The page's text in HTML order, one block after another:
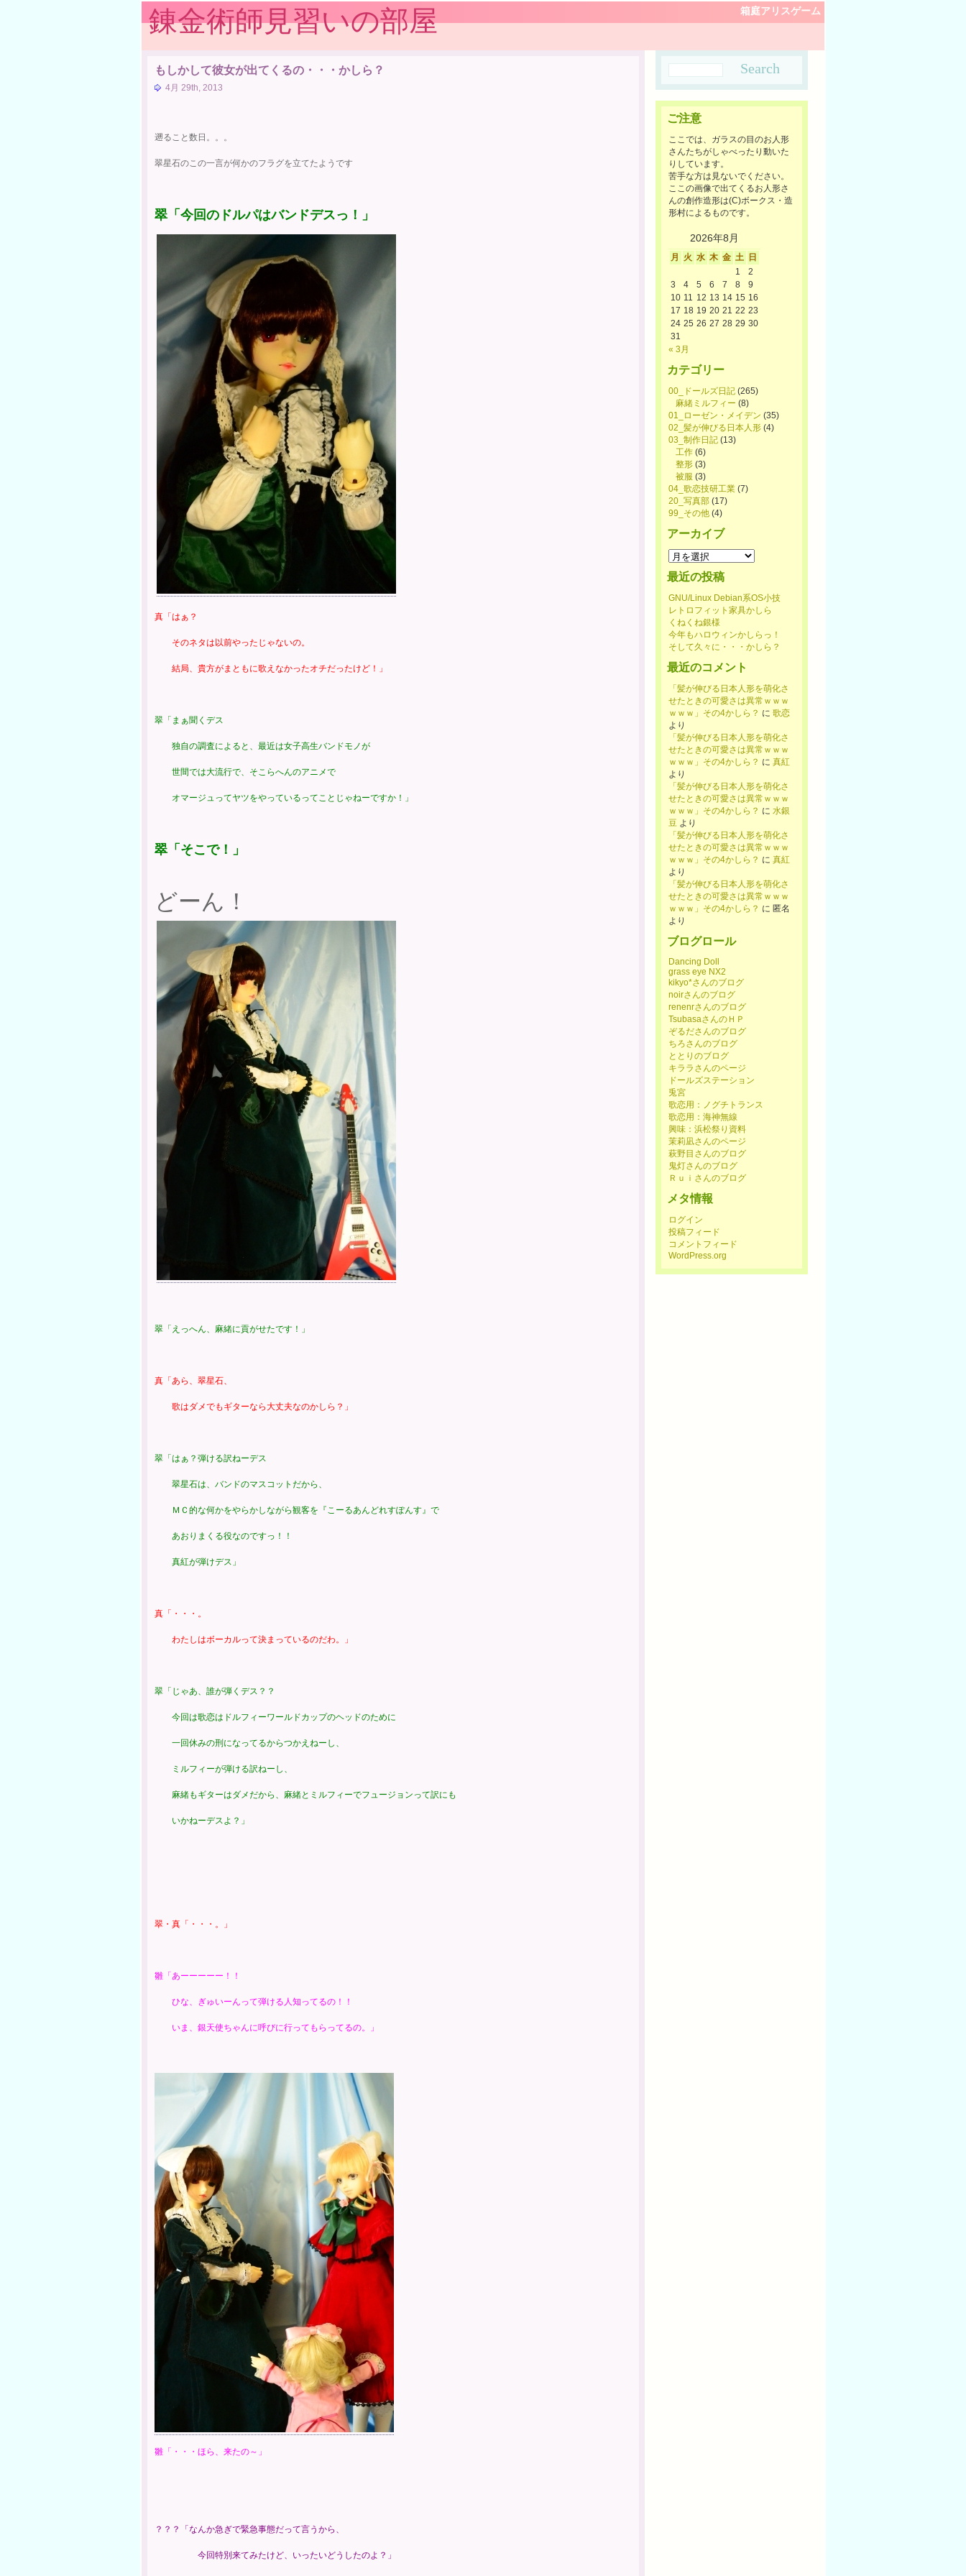
錬金術師見習いの部屋 箱庭アリスゲーム
もしかして彼女が出てくるの・・・かしら？
4月 29th, 2013
遡ること数日。。。
翠星石のこの一言が何かのフラグを立てたようです
翠「今回のドルパはバンドデスっ！」
真「はぁ？
そのネタは以前やったじゃないの。
結局、貴方がまともに歌えなかったオチだったけど！」
翠「まぁ聞くデス
独自の調査によると、最近は女子高生バンドモノが
世間では大流行で、そこらへんのアニメで
オマージュってヤツをやっているってことじゃねーですか！」
翠「そこで！」
どーん！
翠「えっへん、麻緒に貢がせたです！」
真「あら、翠星石、
歌はダメでもギターなら大丈夫なのかしら？」
翠「はぁ？弾ける訳ねーデス
翠星石は、バンドのマスコットだから、
ＭＣ的な何かをやらかしながら観客を『こーるあんどれすぽんす』で
あおりまくる役なのですっ！！
真紅が弾けデス」
真「・・・。
わたしはボーカルって決まっているのだわ。」
翠「じゃあ、誰が弾くデス？？
今回は歌恋はドルフィーワールドカップのヘッドのために
一回休みの刑になってるからつかえねーし、
ミルフィーが弾ける訳ねーし、
麻緒もギターはダメだから、麻緒とミルフィーでフュージョンって訳にも
いかねーデスよ？」
翠・真「・・・。」
雛「あーーーーー！！
ひな、ぎゅいーんって弾ける人知ってるの！！
いま、銀天使ちゃんに呼びに行ってもらってるの。」
雛「・・・ほら、来たの～」
？？？「なんか急ぎで緊急事態だって言うから、
今回特別来てみたけど、いったいどうしたのよ？」
ご注意
ここでは、ガラスの目のお人形
さんたちがしゃべったり動いた
りしています。
苦手な方は見ないでください。
ここの画像で出てくるお人形さ
んの創作造形は(C)ボークス・造
形村によるものです。
2026年8月
月 火 水 木 金 土
日
1
2
3
4 5 6 7 8
9
10 11 12 13 14 15 16
17 18 19 20 21 22 23
24 25 26 27 28 29 30
31
« 3月
カテゴリー
00_ドールズ日記 (265)
麻緒ミルフィー (8)
01_ローゼン・メイデン (35)
02_髪が伸びる日本人形 (4)
03_制作日記 (13)
工作 (6)
整形 (3)
被服 (3)
04_歌恋技研工業 (7)
20_写真部 (17)
99_その他 (4)
アーカイブ
ア
カ
ブ
最近の投稿
GNU/Linux Debian系OS小技
レトロフィット家具かしら
くねくね銀様
今年もハロウィンかしらっ！
そして久々に・・・かしら？
最近のコメント
「髪が伸びる日本人形を萌化さ
せたときの可愛さは異常ｗｗｗ
ｗｗｗ」その4かしら？ に 歌恋
より
「髪が伸びる日本人形を萌化さ
せたときの可愛さは異常ｗｗｗ
ｗｗｗ」その4かしら？ に 真紅
より
「髪が伸びる日本人形を萌化さ
せたときの可愛さは異常ｗｗｗ
ｗｗｗ」その4かしら？ に 水銀
豆 より
「髪が伸びる日本人形を萌化さ
せたときの可愛さは異常ｗｗｗ
ｗｗｗ」その4かしら？ に 真紅
より
「髪が伸びる日本人形を萌化さ
せたときの可愛さは異常ｗｗｗ
ｗｗｗ」その4かしら？ に 匿名
より
ブログロール
Dancing Doll
grass eye NX2
kikyo*さんのブログ
noirさんのブログ
renenrさんのブログ
TsubasaさんのＨＰ
ぞるださんのブログ
ちろさんのブログ
ととりのブログ
キララさんのページ
ドールズステーション
兎宮
歌恋用：ノグチトランス
歌恋用：海神無線
興味：浜松祭り資料
茉莉凪さんのページ
萩野目さんのブログ
鬼灯さんのブログ
Ｒｕｉさんのブログ
メタ情報
ログイン
投稿フィード
コメントフィード
WordPress.org